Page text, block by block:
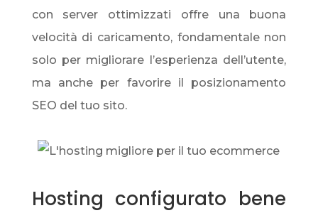
con server ottimizzati offre una buona
velocità di caricamento, fondamentale non
solo per migliorare l’esperienza dell’utente,
ma anche per favorire il posizionamento
SEO del tuo sito.
Hosting configurato bene